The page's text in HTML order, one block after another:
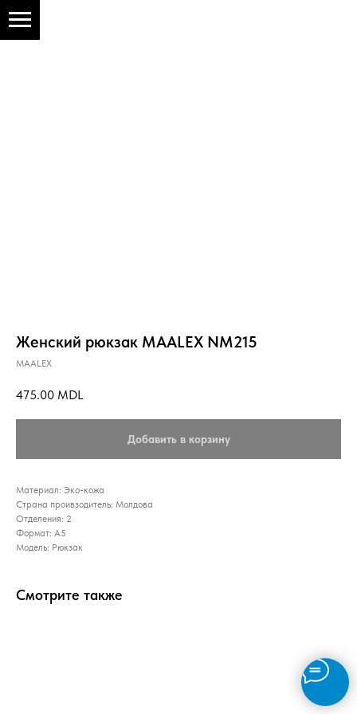
Женский рюкзак MAALEX NM215
MAALEX
475.00 MDL
Добавить в корзину
Материал: Эко-кожа
Страна проивзодитель: Молдова
Отделения: 2
Формат: А5
Модель: Рюкзак
Смотрите также